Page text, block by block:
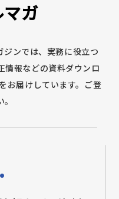
ガ
ンでは、実務に役立つ
情報などの資料ダウンロ
お届けしています。ご登